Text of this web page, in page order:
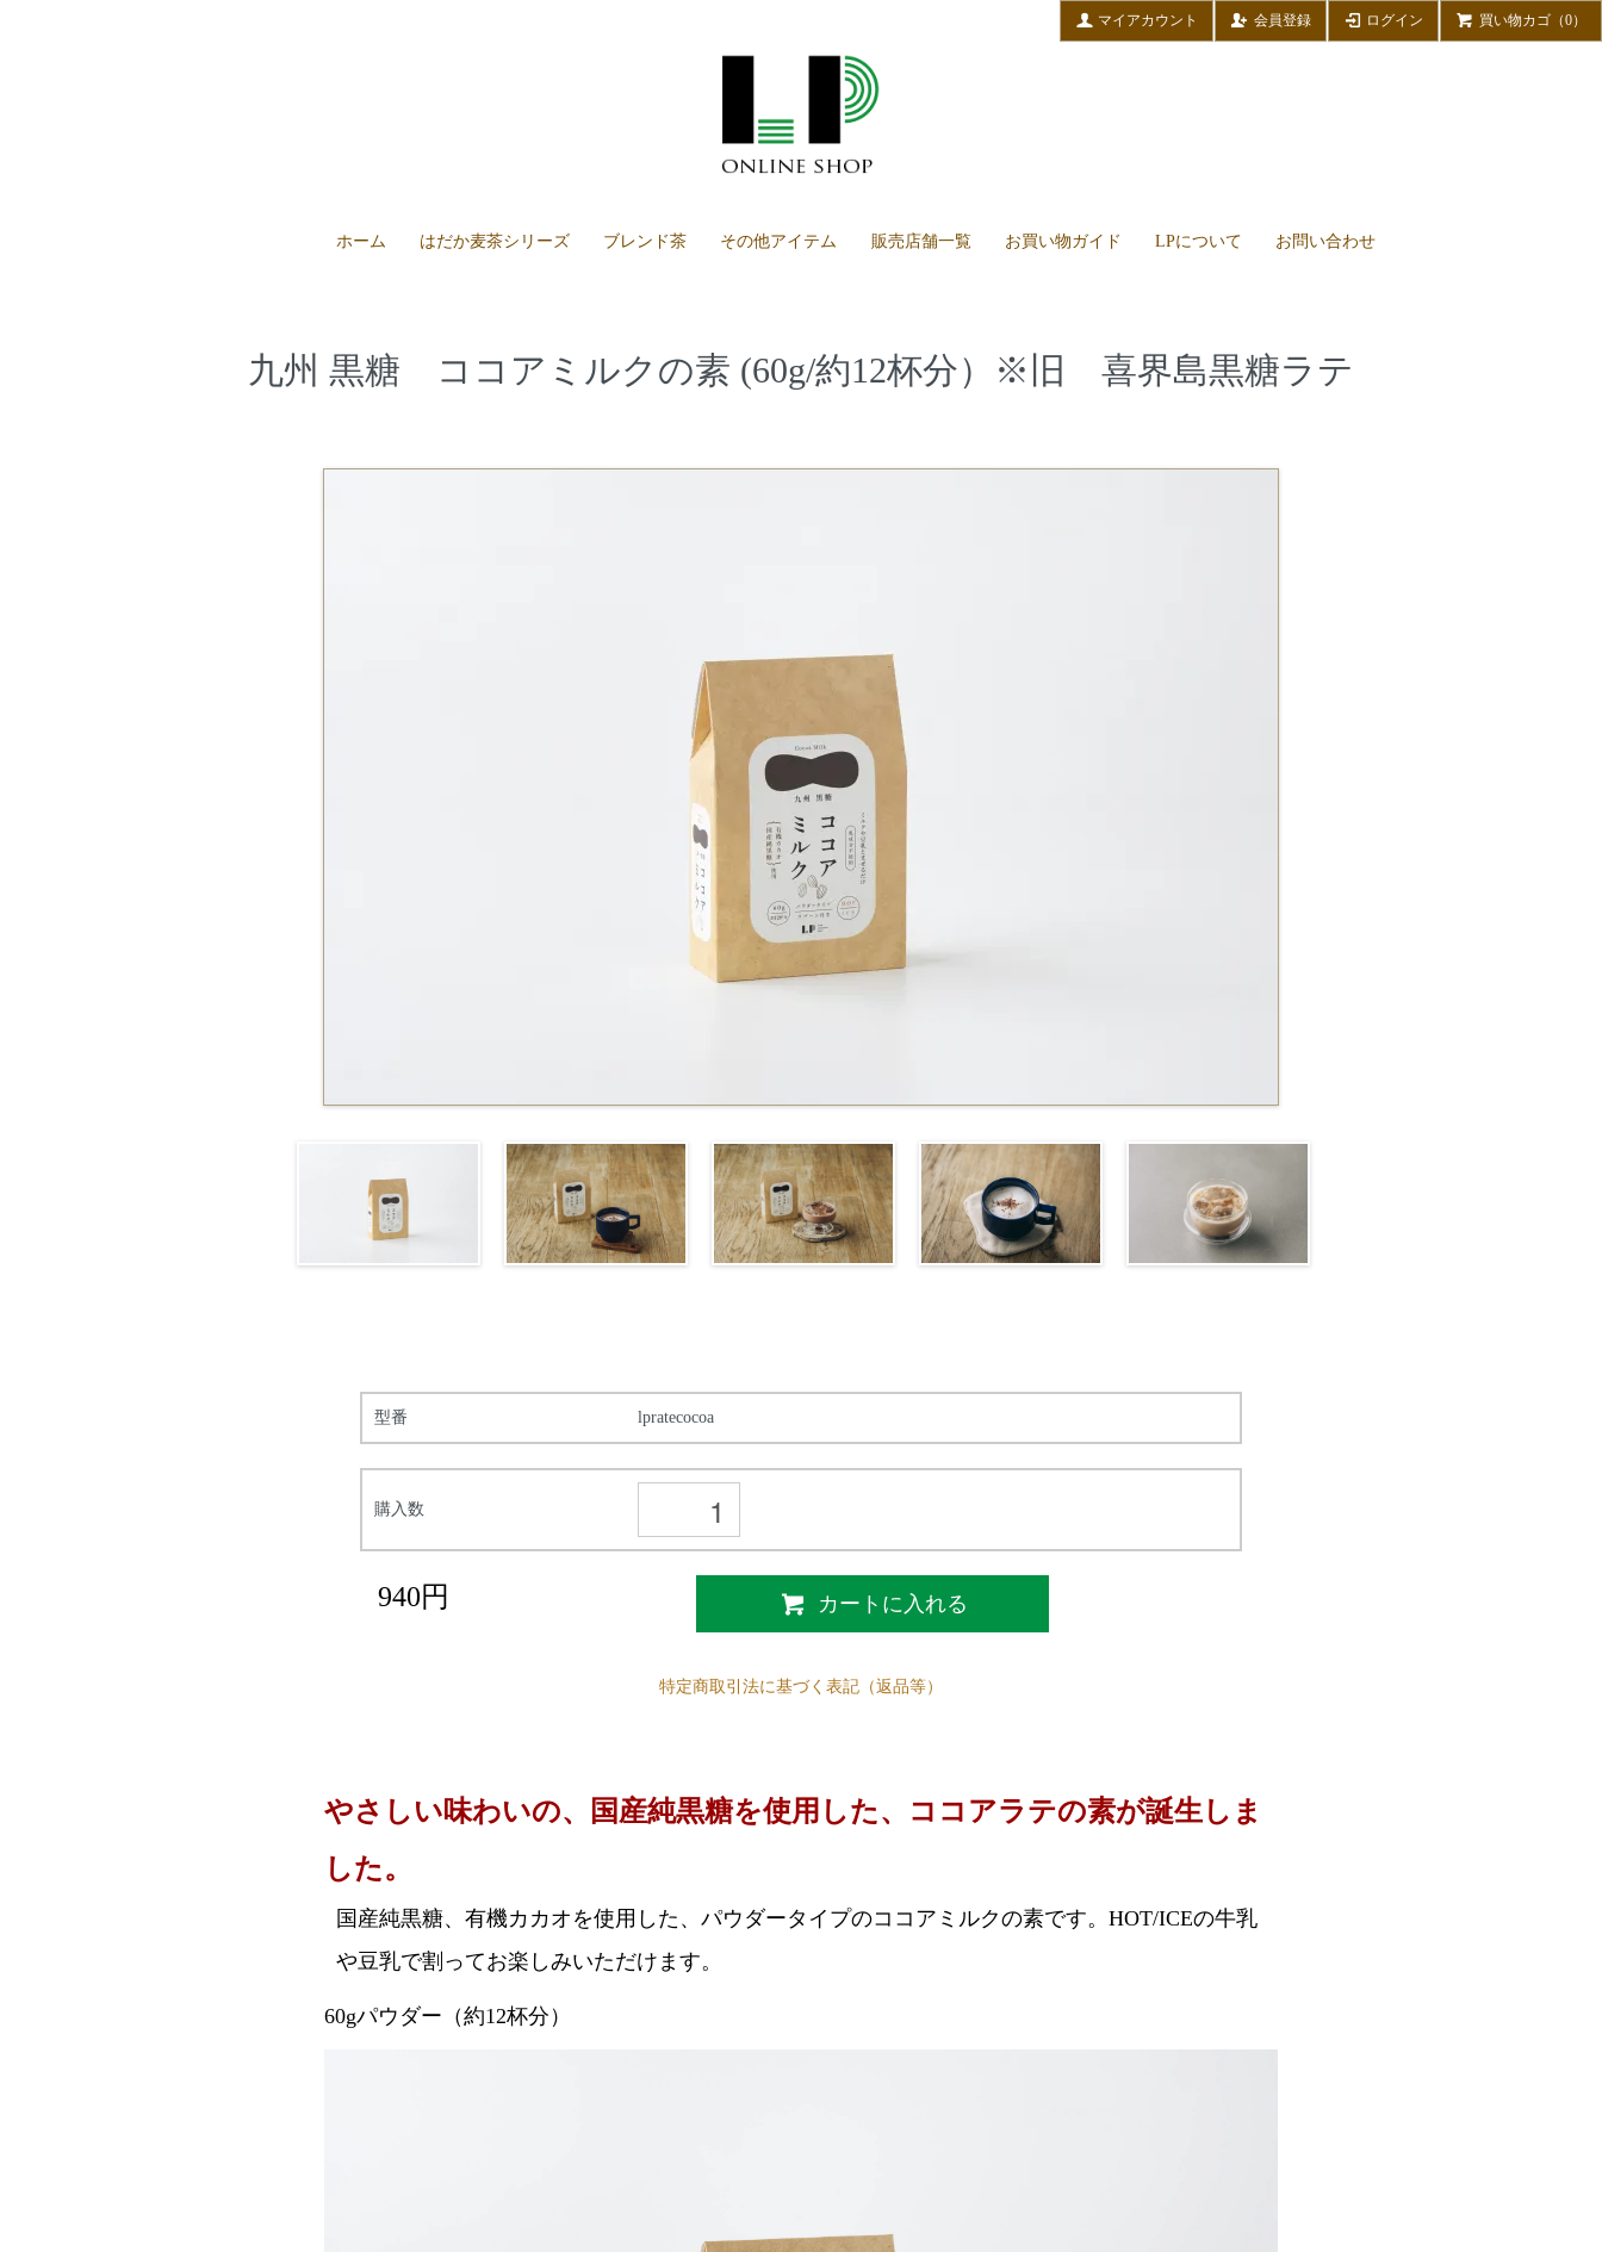
買い物カゴ（0）
ログイン
会員登録
マイアカウント
ホーム はだか麦茶シリーズ ブレンド茶 その他アイテム 販売店舗一覧 お買い物ガイド LPについて お問い合わせ
九州 黒糖 ココアミルクの素 (60g/約12杯分）※旧 喜界島黒糖ラテ
型番 lpratecocoa
購入数
940円 カートに入れる
特定商取引法に基づく表記（返品等）
やさしい味わいの、国産純黒糖を使用した、ココアラテの素が誕生しま
した。
国産純黒糖、有機カカオを使用した、パウダータイプのココアミルクの素です。HOT/ICEの牛乳
や豆乳で割ってお楽しみいただけます。
60gパウダー（約12杯分）